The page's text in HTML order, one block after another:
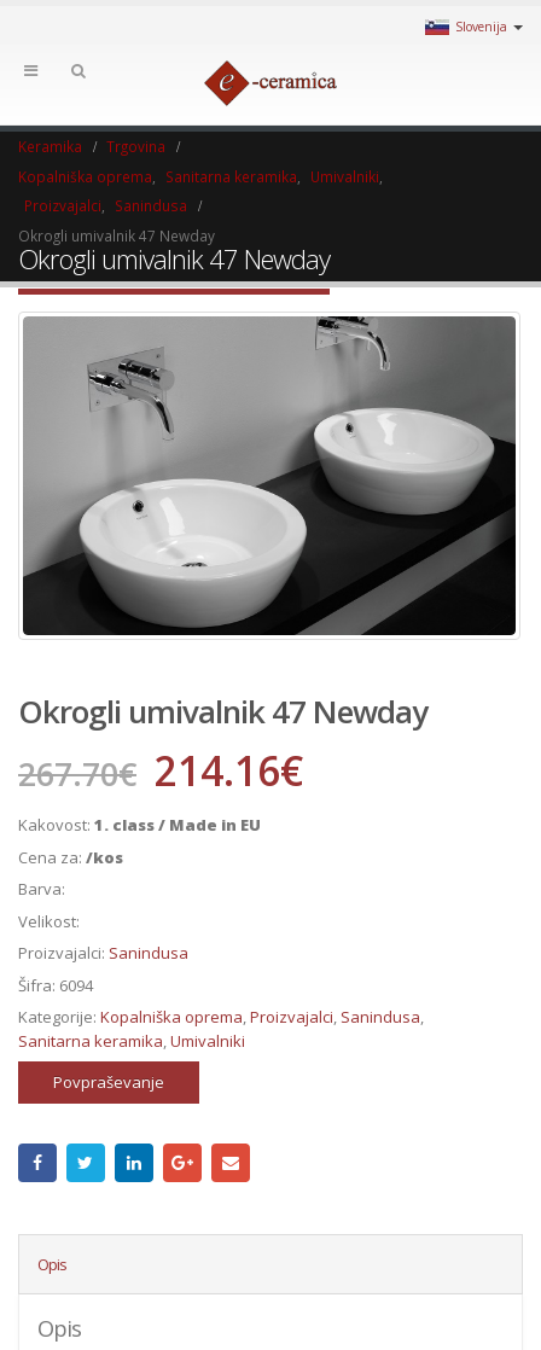
Slovenija
Keramika
Trgovina
Kopalniška oprema
Sanitarna keramika Umivalniki
Proizvajalci
Sanindusa
Okrogli umivalnik 47 Newday
Okrogli umivalnik 47 Newday
Okrogli umivalnik 47 Newday
267.70€ 214.16€
Kakovost: 1. class / Made in EU
Cena za: /kos
Barva:
Velikost:
Proizvajalci: Sanindusa
Šifra: 6094
Kategorije: Kopalniška oprema,Proizvajalci, Sanindusa,
Sanitarna keramika,Umivalniki
Povpraševanje
Opis
Opis